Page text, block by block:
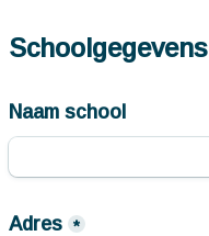
Schoolgegevens
Naam school
Adres *